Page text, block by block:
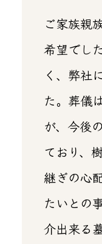
ご家族親
希望でし
く、弊社
た。葬儀
が、今後
ており、
継ぎの心
たいとの
介出来る